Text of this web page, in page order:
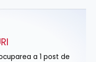
a 1 post de